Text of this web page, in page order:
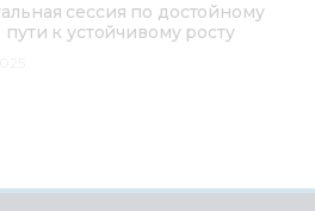
сессия по достойному
пути к устойчивому росту